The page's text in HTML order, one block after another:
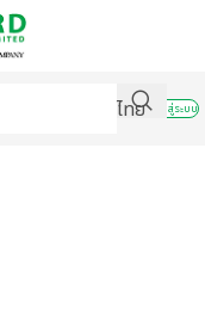
ไทย
เข้าสู่ระบบ